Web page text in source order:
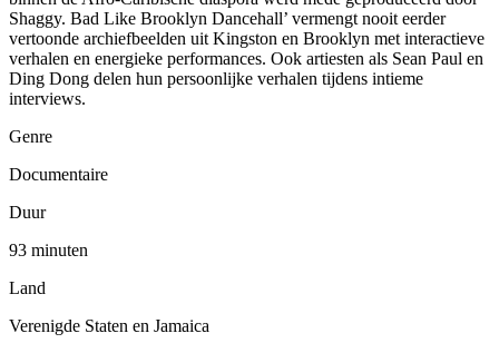
Shaggy. Bad Like Brooklyn Dancehall’ vermengt nooit eerder
vertoonde archiefbeelden uit Kingston en Brooklyn met interactieve
verhalen en energieke performances. Ook artiesten als Sean Paul en
Ding Dong delen hun persoonlijke verhalen tijdens intieme
interviews.
Genre
Documentaire
Duur
93 minuten
Land
Verenigde Staten en Jamaica